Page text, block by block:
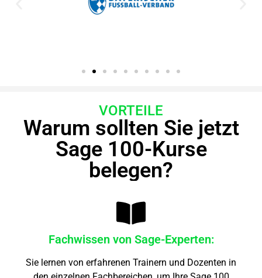
VORTEILE
Warum sollten Sie jetzt
Sage 100-Kurse
belegen?
Fachwissen von Sage-Experten:
Sie lernen von erfahrenen Trainern und Dozenten in